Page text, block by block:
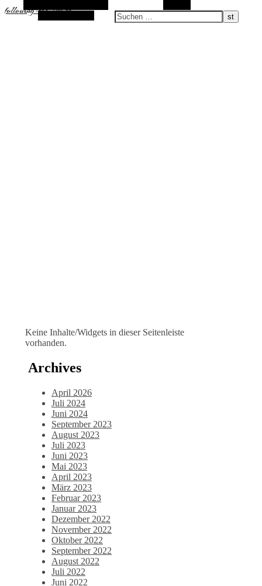
following-the-sun.de
Zufallsauswahl
Keine Inhalte/Widgets in dieser Seitenleiste
vorhanden.
Archives
April 2026
Juli 2024
Juni 2024
September 2023
August 2023
Juli 2023
Juni 2023
Mai 2023
April 2023
März 2023
Februar 2023
Januar 2023
Dezember 2022
November 2022
Oktober 2022
September 2022
August 2022
Juli 2022
Juni 2022